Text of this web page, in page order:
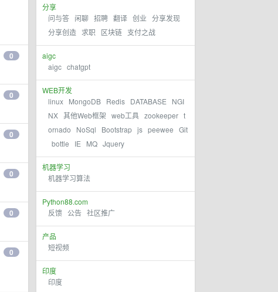
分享
问与答 闲聊 招聘 翻译 创业 分享发现
分享创造 求职 区块链 支付之战
aigc
aigc chatgpt
WEB开发
linux MongoDB Redis DATABASE
NGI
NX 其他Web框架 web工具 zookeeper t
ornado
NoSql Bootstrap js peewee Git
bottle
IE MQ Jquery
机器学习
机器学习算法
Python88.com
反馈 公告 社区推广
产品
短视频
印度
印度
0
0
0
0
0
0